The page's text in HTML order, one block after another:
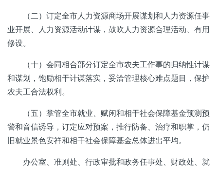
（二）订定全市人力资源商场开展谋划和人力资源任事
业开展、人力资源活动计谋，鼓吹人力资源合理活动、有用
修设。
（十）会同相合部分订定全市农夫工作事的归纳性计谋
和谋划，饱励相干计谋落实，妥洽管理核心难点题目，保护
农夫工合法权利。
（五）掌管全市就业、赋闲和相干社会保障基金预测预
警和音信诱导，订定应对预案，推行防备、治疗和职掌，仍
旧就业景色安祥和相干社会保障基金总体进出平均。
办公室、准则处、行政审批和政务任事处、财政处、就